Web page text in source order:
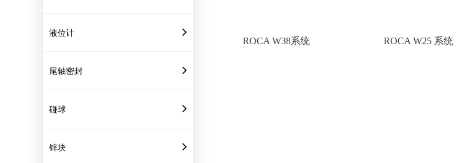
液位计
尾轴密封
碰球
锌块
ROCA W38系统 ROCA W25 系统